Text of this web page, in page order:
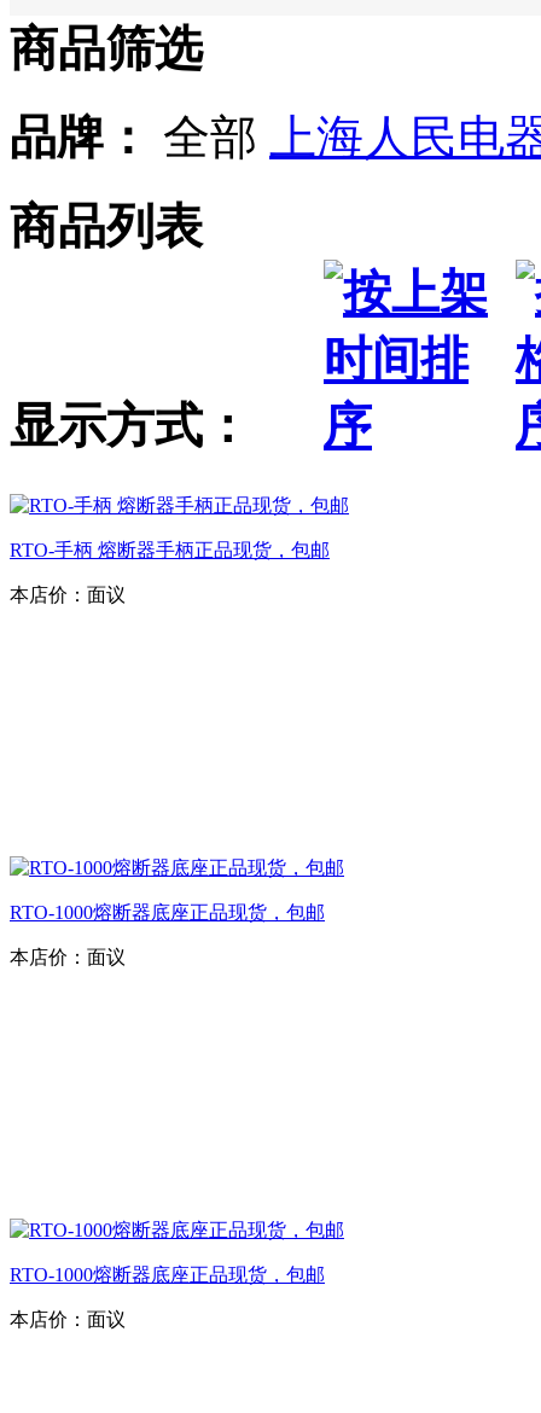
商品筛选
品牌： 全部 上海人民电
商品列表
显示方式：
RTO-手柄 熔断器手柄正品现货，包邮
本店价： 面议
RTO-1000熔断器底座正品现货，包邮
本店价： 面议
RTO-1000熔断器底座正品现货，包邮
本店价： 面议